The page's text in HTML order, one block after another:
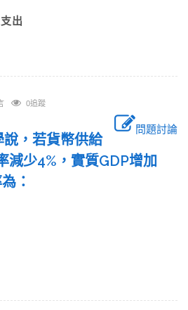
支出
0追蹤
問題討論
，若貨幣供給
減少4%，實質GDP增加
為：